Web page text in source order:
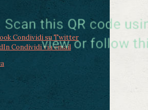
Condividi su Twitter
Condividi via email